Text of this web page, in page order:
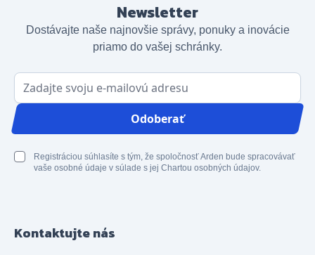
Newsletter
Dostávajte naše najnovšie správy, ponuky a inovácie
priamo do vašej schránky.
E-mailová adresa
Odoberať
Registráciou súhlasíte s tým, že spoločnosť Arden bude spracovávať
vaše osobné údaje v súlade s jej Chartou osobných údajov.
Kontaktujte nás